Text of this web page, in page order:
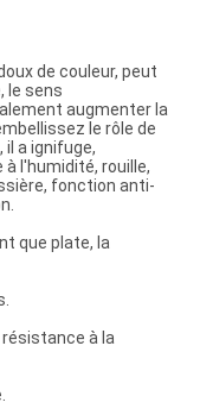
de couleur, peut
le sens
augmenter la
le rôle de
il a ignifuge,
l'humidité, rouille,
fonction anti-
que plate, la
à la